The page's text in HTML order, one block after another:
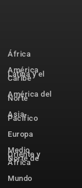
África
América
Latina y el
Caribe
América del
Norte
Asia-
Pacífico
Europa
Medio
Oriente y
Norte de
África
Mundo